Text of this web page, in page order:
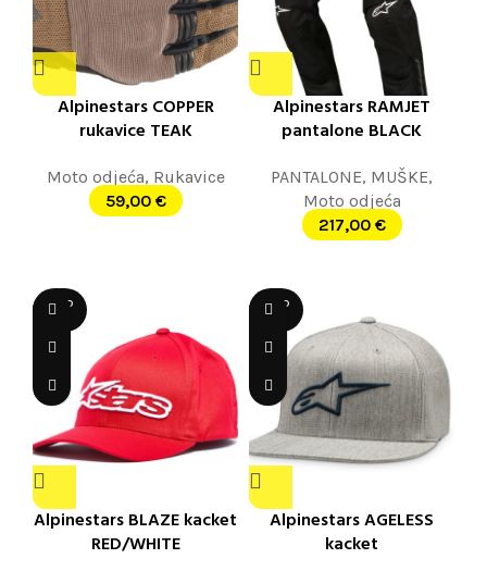
Alpinestars COPPER
rukavice TEAK
Moto odjeća, Rukavice
59,00 €
Alpinestars RAMJET
pantalone BLACK
PANTALONE, MUŠKE,
Moto odjeća
217,00 €
SOLD
OUT
Alpinestars BLAZE kacket
RED/WHITE
SOLD
OUT
Alpinestars AGELESS
kacket